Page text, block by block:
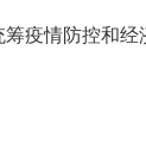
疫情防控和